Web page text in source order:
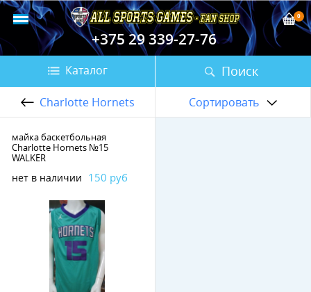
+375 29 339-27-76
Поиск
0
Каталог
Charlotte Hornets Сортировать
майка баскетбольная
Charlotte Hornets №15
WALKER
нет в наличии
150 руб